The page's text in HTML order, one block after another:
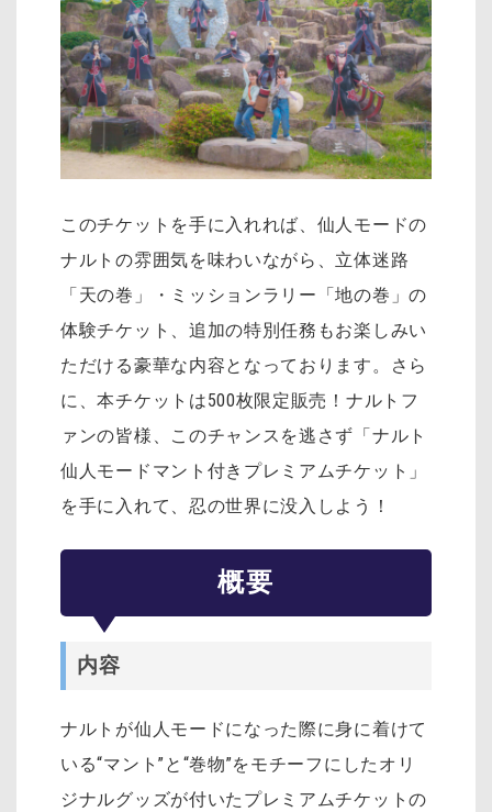
このチケットを手に入れれば、仙人モードの
ナルトの雰囲気を味わいながら、立体迷路
「天の巻」・ミッションラリー「地の巻」の
体験チケット、追加の特別任務もお楽しみい
ただける豪華な内容となっております。さら
に、本チケットは500枚限定販売！ナルトフ
ァンの皆様、このチャンスを逃さず「ナルト
仙人モードマント付きプレミアムチケット」
を手に入れて、忍の世界に没入しよう！
概要
内容
ナルトが仙人モードになった際に身に着けて
いる“マント”と“巻物”をモチーフにしたオリ
ジナルグッズが付いたプレミアムチケットの